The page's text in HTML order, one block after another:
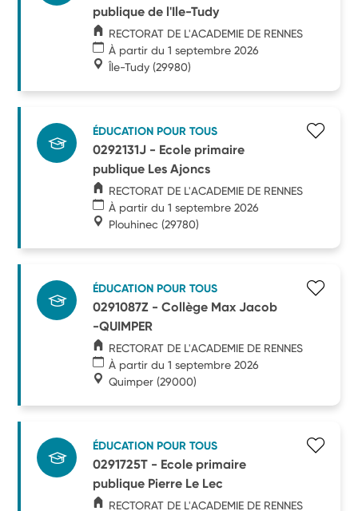
publique de l'Ile-Tudy
RECTORAT DE L'ACADEMIE DE RENNES
À partir du 1 septembre 2026
Île-Tudy (29980)
ÉDUCATION POUR TOUS
0292131J - Ecole primaire
publique Les Ajoncs
RECTORAT DE L'ACADEMIE DE RENNES
À partir du 1 septembre 2026
Plouhinec (29780)
ÉDUCATION POUR TOUS
0291087Z - Collège Max Jacob
-QUIMPER
RECTORAT DE L'ACADEMIE DE RENNES
À partir du 1 septembre 2026
Quimper (29000)
ÉDUCATION POUR TOUS
0291725T - Ecole primaire
publique Pierre Le Lec
RECTORAT DE L'ACADEMIE DE RENNES